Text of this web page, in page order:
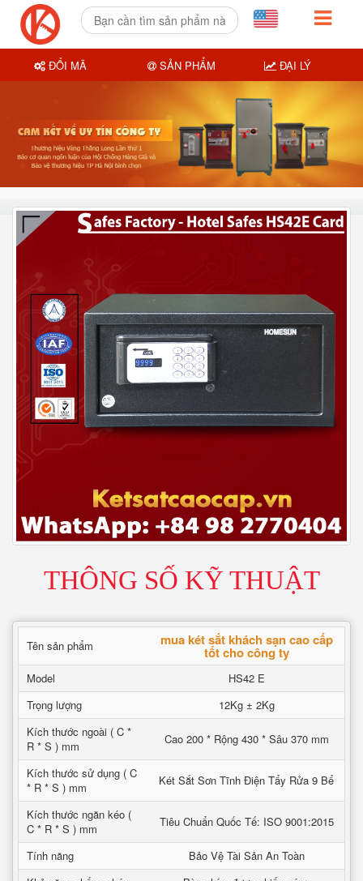
THÔNG SỐ KỸ THUẬT
Tên sản phẩm mua két sắt khách sạn cao cấp
tốt cho công ty
Model
HS42 E
Trọng lượng
12Kg ± 2Kg
Kích thước ngoài ( C *
R * S ) mm
Cao 200 * Rộng 430 * Sâu 370 mm
Kích thước sử dụng ( C
* R * S ) mm
Két Sắt Sơn Tĩnh Điện Tẩy Rửa 9 Bể
Kích thước ngăn kéo (
C * R * S ) mm
Tiêu Chuẩn Quốc Tế: ISO 9001:2015
Tính năng
Bảo Vệ Tài Sản An Toàn
ĐỔI MÃ SẢN PHẨM ĐẠI LÝ